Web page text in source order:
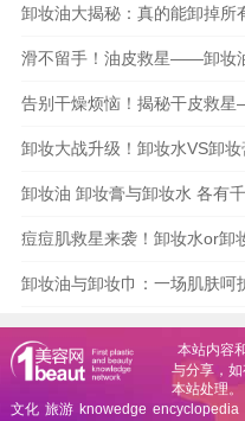
卸妆油大揭秘：真的能卸掉所
滑不留手！油皮救星——卸妆
告别干燥烦恼！揭秘干皮救
卸妆大战升级！卸妆水VS卸
卸妆油 卸妆膏与卸妆水 各有
痘痘肌救星来袭！卸妆水or卸
卸妆油与卸妆巾：一场肌肤呵
本站内容
与分享，
本站处理。
文化 旅游 knowedge encyclopedia